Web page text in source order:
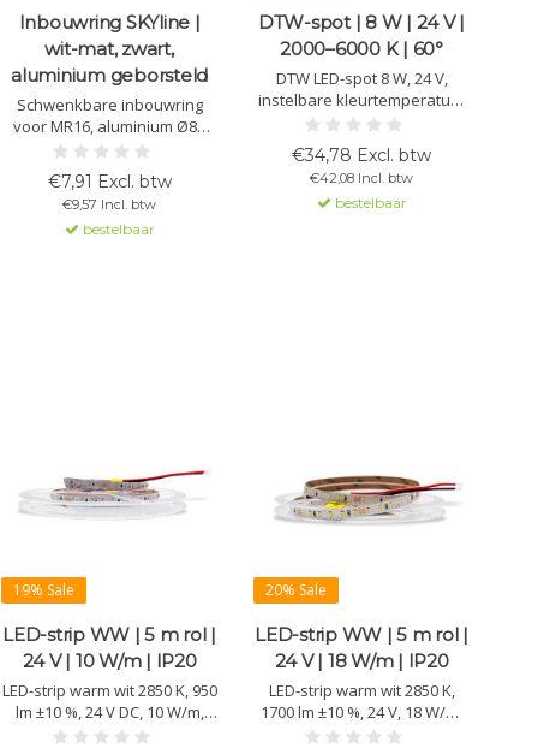
Inbouwring SKYline |
wit-mat, zwart,
aluminium geborsteld
Schwenkbare inbouwring
voor MR16, aluminium Ø85
mm, uitsparing Ø68 mm, 50°
monteren. Verkrijgbaar in wit
mat, zwart en geborsteld
aluminium.
€7,91 Excl. btw
€9,57 Incl. btw
bestelbaar
DTW-spot | 8 W | 24 V |
2000–6000 K | 60°
DTW LED-spot 8 W, 24 V,
instelbare kleurtemperatuur
2000–6000 K, 750 lm ±10 %,
levensduur >50.000 uur.
Perfect voor dynamische
sfeer- en accentverlichting.
€34,78 Excl. btw
€42,08 Incl. btw
bestelbaar
19% Sale
LED-strip WW | 5 m rol |
24 V | 10 W/m | IP20
LED-strip warm wit 2850 K, 950
lm ±10 %, 24 V DC, 10 W/m,
IP20. CRI >90, levensduur
20% Sale
LED-strip WW | 5 m rol |
24 V | 18 W/m | IP20
LED-strip warm wit 2850 K,
1700 lm ±10 %, 24 V, 18 W/m,
IP20. CRI >90, 102 chips/m,